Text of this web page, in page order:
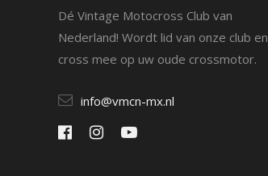
Dé Vintage Motocross Club van
Nederland! Wordt lid van onze club en
cross mee op uw oude crossmotor.
info@vmcn-mx.nl